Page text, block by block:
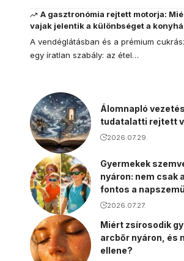
A gasztronómia rejtett motorja:
vajak jelentik a különbséget a
A vendéglátásban és a prémium
egy íratlan szabály: az étel…
Álomnapló
tudatalatti rejtett
2026.07.29.
Gyermekek
nyáron: nem csak
fontos a
2026.07.27.
Miért zsírosodik
arcbőr nyáron, és
ellene?